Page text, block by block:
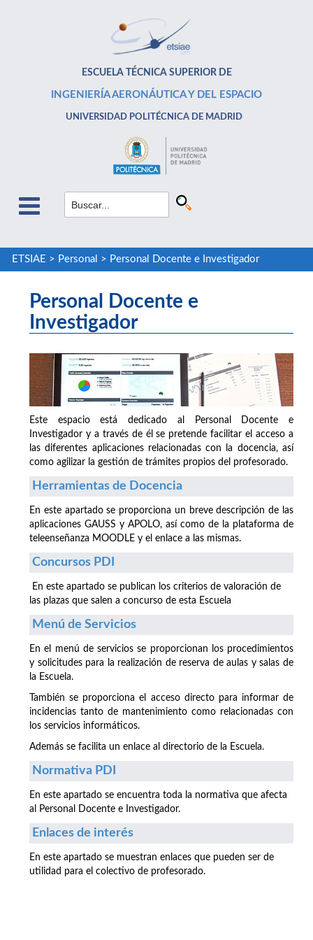
ESCUELA TÉCNICA SUPERIOR DE
INGENIERÍA AERONÁUTICA Y DEL ESPACIO
UNIVERSIDAD POLITÉCNICA DE MADRID
ETSIAE > Personal > Personal Docente e Investigador
Personal Docente e
Investigador
Este espacio está dedicado al Personal Docente e
Investigador y a través de él se pretende facilitar el acceso a
las diferentes aplicaciones relacionadas con la docencia, así
como agilizar la gestión de trámites propios del profesorado.
Herramientas de Docencia
En este apartado se proporciona un breve descripción de las
aplicaciones GAUSS y APOLO, así como de la plataforma de
teleenseñanza MOODLE y el enlace a las mismas.
Concursos PDI
En este apartado se publican los criterios de valoración de
las plazas que salen a concurso de esta Escuela
Menú de Servicios
En el menú de servicios se proporcionan los procedimientos
y solicitudes para la realización de reserva de aulas y salas de
la Escuela.
También se proporciona el acceso directo para informar de
incidencias tanto de mantenimiento como relacionadas con
los servicios informáticos.
Además se facilita un enlace al directorio de la Escuela.
Normativa PDI
En este apartado se encuentra toda la normativa que afecta
al Personal Docente e Investigador.
Enlaces de interés
En este apartado se muestran enlaces que pueden ser de
utilidad para el colectivo de profesorado.